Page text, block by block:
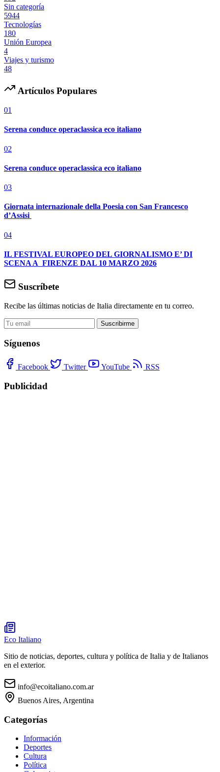
Sin categoría
5944
Tecnologías
180
Unión Europea
4
Viajes y turismo
48
Artículos Populares
01
Serena conduce operaclassica eco italiano
02
Serena conduce operaclassica eco italiano
03
Giornata internazionale della Poesia con San Francesco
d’Assisi
04
IL FESTIVAL EUROPEO DEL GIORNALISMO E’ DI
SCENA A FIRENZE DAL 10 MARZO 2026
Suscríbete
Recibe las últimas noticias de Italia directamente en tu correo.
Suscribirme
Síguenos
Facebook Twitter YouTube RSS
Publicidad
Eco Italiano
Sitio de noticias, deportes, cultura y política de Italia y de Italianos
en el exterior.
info@ecoitaliano.com.ar
Buenos Aires, Argentina
Categorías
Información
Deportes
Cultura
Política